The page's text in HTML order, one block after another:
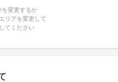
を変更するか
リアを変更して
てください